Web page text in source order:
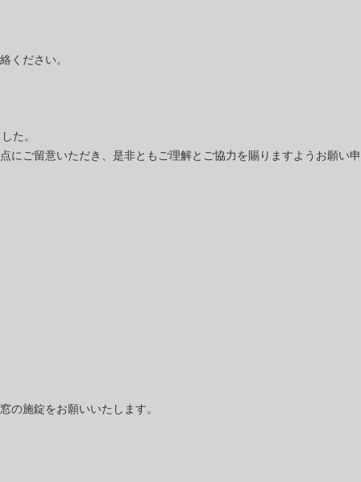
ください。
た。
ご留意いただき、是非ともご理解とご協力を賜りますようお願い申
施錠をお願いいたします。